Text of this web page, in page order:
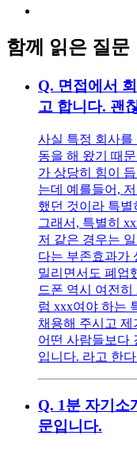
함께 읽은 질문
Q. 면접에서
고 합니다. 괜
사실 특정 회사
동을 해 왔기 때
가 상당히 힘이
는데 예를들어,
했던 것이라 특
그래서, 특별히
저 같은 경우는
다는 부존효과가
밀리면서도 폐업
드폰 역시 여전히
럼 xxx여야 하는
채용해 주시고
어떤 사람들보다
입니다. 라고 한
Q. 1분 자기소
문입니다.